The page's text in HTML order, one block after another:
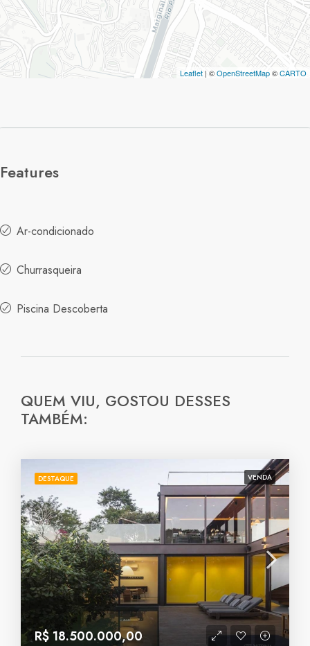
Leaflet | ©OpenStreetMap©CARTO
Features
Ar-condicionado
Churrasqueira
Piscina Descoberta
QUEM VIU, GOSTOU DESSES
TAMBÉM:
DESTAQUE VENDA
R$ 18.500.000,00